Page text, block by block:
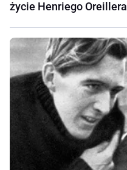
życie Henriego Oreillera